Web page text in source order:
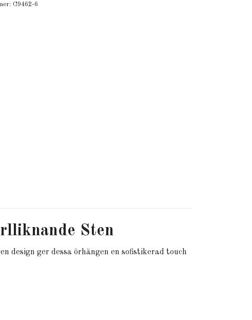
C9462-6
Sten
design ger dessa örhängen en sofistikerad touch